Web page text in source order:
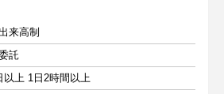
来高制
託
以上 1日2時間以上